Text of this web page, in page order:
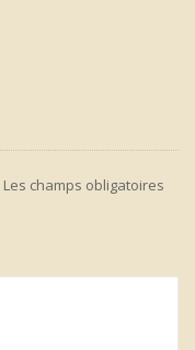
Les champs obligatoires